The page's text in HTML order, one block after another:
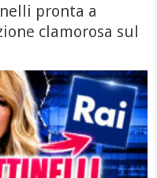
pronta a
clamorosa sul